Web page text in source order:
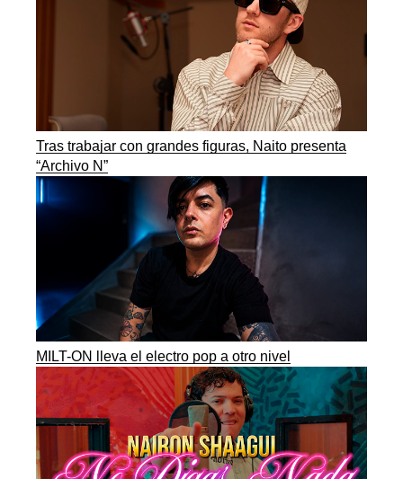
Tras trabajar con grandes figuras, Naito presenta
“Archivo N”
MILT-ON lleva el electro pop a otro nivel